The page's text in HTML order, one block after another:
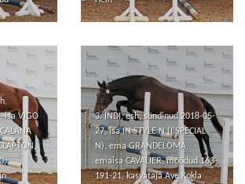
isa VIGO
3. INDI, esh, sündinud 2018-05-
27, isa IN STYLE N (I'SPECIAL
N), ema GRANDELOMA,
emaisa CAVALIER, mõõdud 163-
191-21, kasvataja Ave Kokla